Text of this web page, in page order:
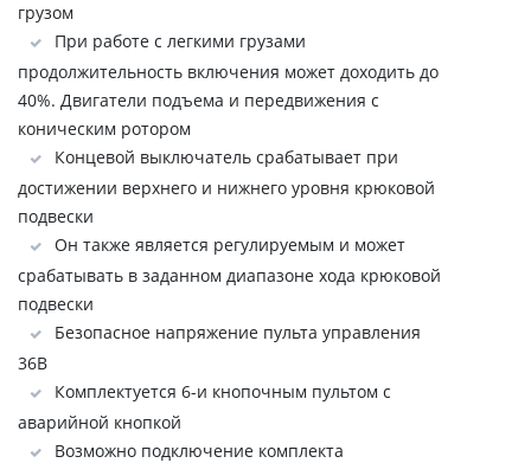
грузом
При работе с легкими грузами
продолжительность включения может доходить до
40%. Двигатели подъема и передвижения с
коническим ротором
Концевой выключатель срабатывает при
достижении верхнего и нижнего уровня крюковой
подвески
Он также является регулируемым и может
срабатывать в заданном диапазоне хода крюковой
подвески
Безопасное напряжение пульта управления
36В
Комплектуется 6-и кнопочным пультом с
аварийной кнопкой
Возможно подключение комплекта